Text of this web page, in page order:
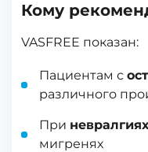
Кому
VASFREE показан:
Пациентам с
различного
При невралгиях
мигренях